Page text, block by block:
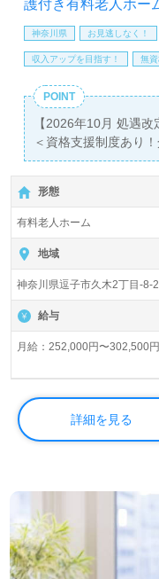
験応募可能
詳しくは担当コンサ
医療/福祉業界の正社
護】＊求人情報収集
LINE、メール、お電
料サービスをご利用
あり！＞"転職支援"の
せお待ちしております
護付き有料老人ホー
神奈川県 お見逃しなく！
収入アップを目指す！ 無資
POINT
【2026年10月 処遇改
＜資格支援制度あり
たしらしいやりがい
研修プログラム！ベ
◎介護職/正社員募集◎
【月給252,000円～
歩14分。
入居定員56名（56室/
ンダ逗子』株式会社
Style Care Co.,Ltd.
上の有料老人ホーム
護サービスをご提供
も充実。『入社して
せんか◎
看護助手や介護職経
職を目指される方も
様からのありがとう
ります！』等のお声
形態
有料老人ホーム
地域
神奈川県逗子市久木2丁目-8-
給与
月給：252,000円〜302,500円
夜勤手当：5,000円/回（夜勤
交通費規定内支給
残業手当
資格手当：初任者研修6,000
円/月
社内専門資格手当
保育手当：10,000円（規定あ
有給取得促進手当
賞与（年2回）
詳細を見る